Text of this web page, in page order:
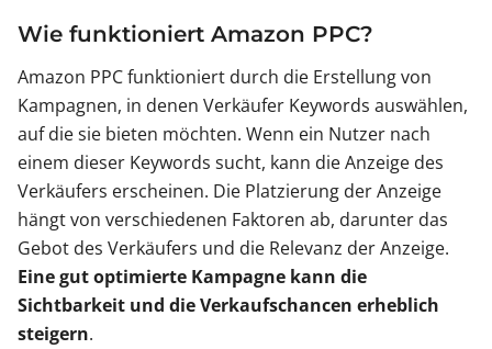
Wie funktioniert Amazon PPC?
Amazon PPC funktioniert durch die Erstellung von
Kampagnen, in denen Verkäufer Keywords auswählen,
auf die sie bieten möchten. Wenn ein Nutzer nach
einem dieser Keywords sucht, kann die Anzeige des
Verkäufers erscheinen. Die Platzierung der Anzeige
hängt von verschiedenen Faktoren ab, darunter das
Gebot des Verkäufers und die Relevanz der Anzeige.
Eine gut optimierte Kampagne kann die
Sichtbarkeit und die Verkaufschancen erheblich
steigern.